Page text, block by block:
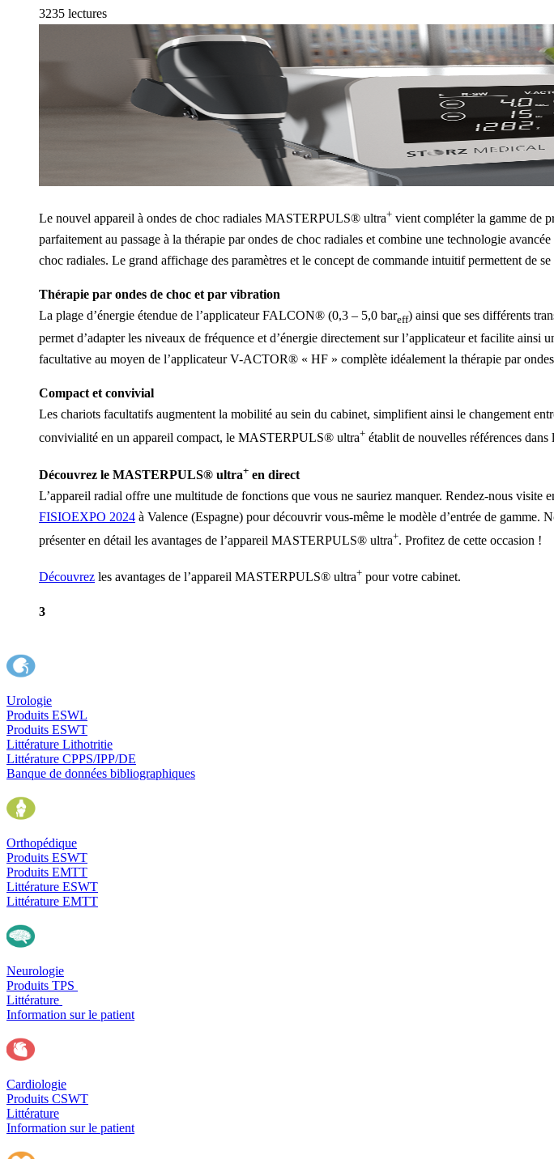
3235 lectures
Le nouvel appareil à ondes de choc radiales MASTERPULS® ultra+ vient compléter la gamme de
parfaitement au passage à la thérapie par ondes de choc radiales et combine une technologie
choc radiales. Le grand affichage des paramètres et le concept de commande intuitif permettent de
Thérapie par ondes de choc et par vibration
La plage d’énergie étendue de l’applicateur FALCON® (0,3 – 5,0 bareff) ainsi que ses différents
permet d’adapter les niveaux de fréquence et d’énergie directement sur l’applicateur et facilite
facultative au moyen de l’applicateur V-ACTOR® « HF » complète idéalement la thérapie par
Compact et convivial
Les chariots facultatifs augmentent la mobilité au sein du cabinet, simplifient ainsi le changement
convivialité en un appareil compact, le MASTERPULS® ultra+ établit de nouvelles références dans
Découvrez le MASTERPULS® ultra+ en direct
L’appareil radial offre une multitude de fonctions que vous ne sauriez manquer. Rendez-nous visite
FISIOEXPO 2024 à Valence (Espagne) pour découvrir vous-même le modèle d’entrée de gamme.
présenter en détail les avantages de l’appareil MASTERPULS® ultra+. Profitez de cette occasion !
Découvrez les avantages de l’appareil MASTERPULS® ultra+ pour votre cabinet.
3
Urologie
Produits ESWL
Produits ESWT
Littérature Lithotritie
Littérature CPPS/IPP/DE
Banque de données bibliographiques
Orthopédique
Produits ESWT
Produits EMTT
Littérature ESWT
Littérature EMTT
Neurologie
Produits TPS
Littérature
Information sur le patient
Cardiologie
Produits CSWT
Littérature
Information sur le patient